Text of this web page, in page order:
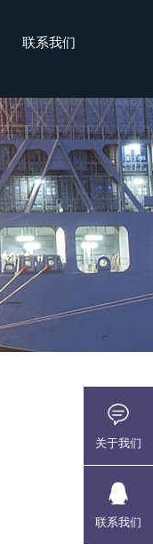
联系我们
关于我们
联系我们